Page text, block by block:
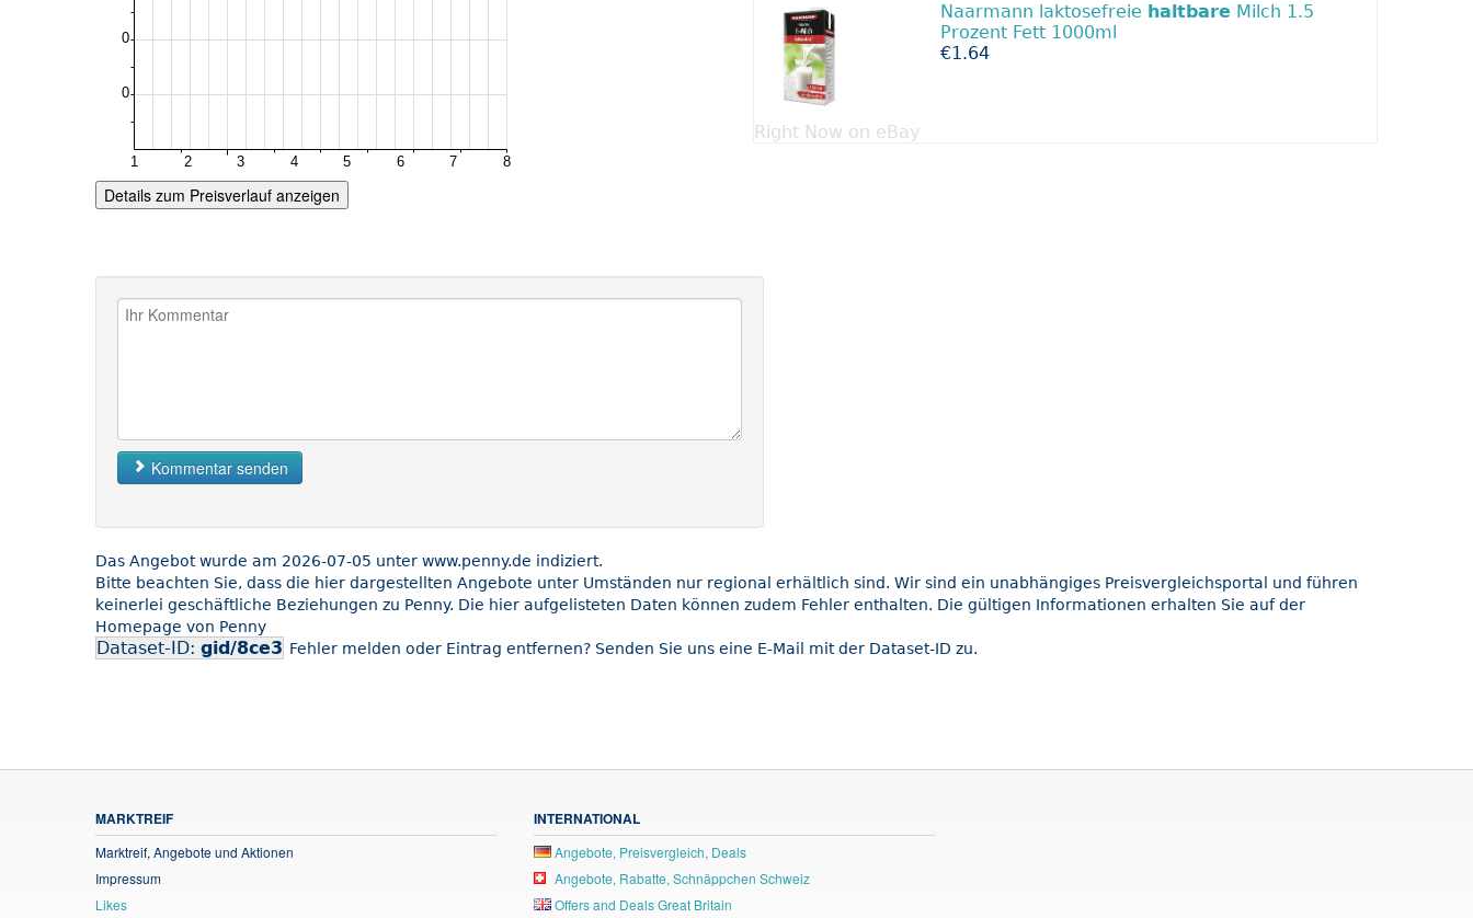
Details zum Preisverlauf anzeigen
Naarmann laktosefreie haltbare Milch 1.5
Prozent Fett 1000ml
€1.64
Right Now on eBay
Kommentar senden
Das Angebot wurde am 2026-07-05 unter www.penny.de indiziert.
Bitte beachten Sie, dass die hier dargestellten Angebote unter Umständen nur regional erhältlich sind. Wir sind ein unabhängiges Preisvergleichsportal und führen
keinerlei geschäftliche Beziehungen zu Penny. Die hier aufgelisteten Daten können zudem Fehler enthalten. Die gültigen Informationen erhalten Sie auf der
Homepage von Penny
Dataset-ID: gid/8ce3 Fehler melden oder Eintrag entfernen? Senden Sie uns eine E-Mail mit der Dataset-ID zu.
MARKTREIF
Marktreif, Angebote und Aktionen
Impressum
Likes
INTERNATIONAL
Angebote, Preisvergleich, Deals
Angebote, Rabatte, Schnäppchen Schweiz
Offers and Deals Great Britain